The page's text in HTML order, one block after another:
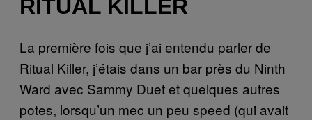
RITUAL KILLER
La première fois que j’ai entendu parler de
Ritual Killer, j’étais dans un bar près du Ninth
Ward avec Sammy Duet et quelques autres
potes, lorsqu’un mec un peu speed (qui avait